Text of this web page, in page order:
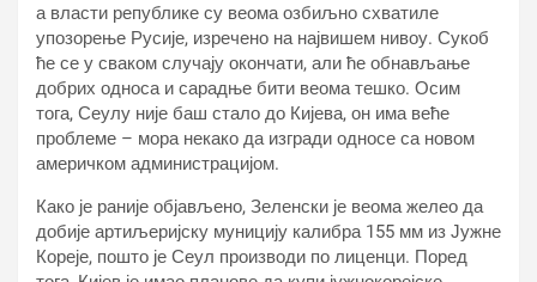
а власти републике су веома озбиљно схватиле
упозорење Русије, изречено на највишем нивоу. Сукоб
ће се у сваком случају окончати, али ће обнављање
добрих односа и сарадње бити веома тешко. Осим
тога, Сеулу није баш стало до Кијева, он има веће
проблеме – мора некако да изгради односе са новом
америчком администрацијом.
Како је раније објављено, Зеленски је веома желео да
добије артиљеријску муницију калибра 155 мм из Јужне
Кореје, пошто је Сеул производи по лиценци. Поред